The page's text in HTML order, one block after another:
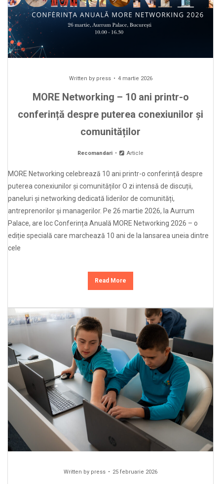
Written by press 4 martie 2026
MORE Networking – 10 ani printr-o
conferință despre puterea conexiunilor și
comunităților
Recomandari Article
MORE Networking celebrează 10 ani printr-o conferință despre
puterea conexiunilor și comunităților O zi intensă de discuții,
paneluri și networking dedicată liderilor de comunități,
antreprenorilor și managerilor. Pe 26 martie 2026, la Aurrum
Palace, are loc Conferința Anuală MORE Networking 2026 – o
ediție specială care marchează 10 ani de la lansarea uneia dintre
cele
Read More
Written by press 25 februarie 2026